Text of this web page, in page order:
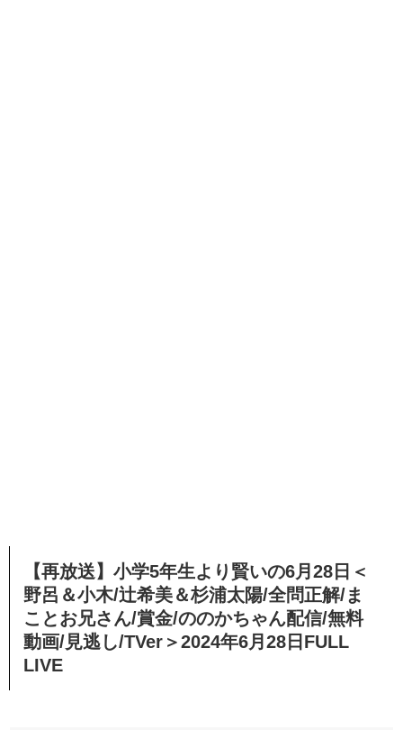
【再放送】小学5年生より賢いの6月28日＜
野呂＆小木/辻希美＆杉浦太陽/全問正解/ま
ことお兄さん/賞金/ののかちゃん配信/無料
動画/見逃し/TVer＞2024年6月28日FULL
LIVE